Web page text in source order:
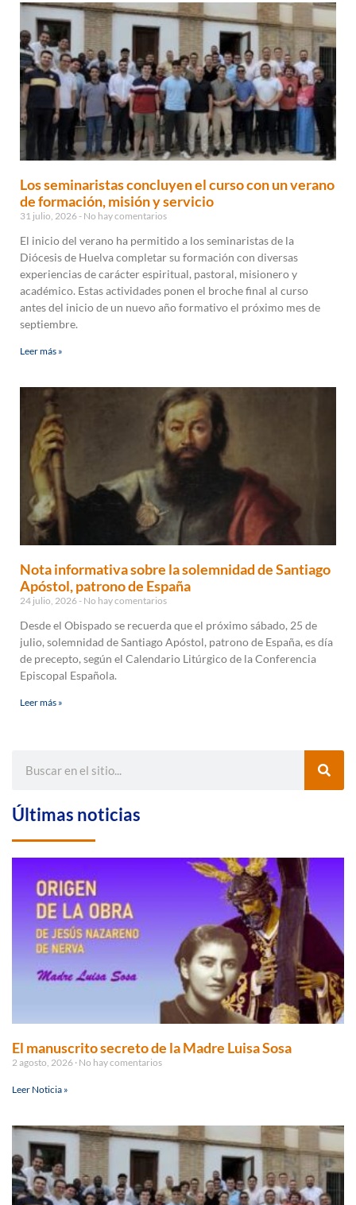
Los seminaristas concluyen el curso con un verano
de formación, misión y servicio
31 julio, 2026 No hay comentarios
El inicio del verano ha permitido a los seminaristas de la
Diócesis de Huelva completar su formación con diversas
experiencias de carácter espiritual, pastoral, misionero y
académico. Estas actividades ponen el broche final al curso
antes del inicio de un nuevo año formativo el próximo mes de
septiembre.
Leer más »
Nota informativa sobre la solemnidad de Santiago
Apóstol, patrono de España
24 julio, 2026 No hay comentarios
Desde el Obispado se recuerda que el próximo sábado, 25 de
julio, solemnidad de Santiago Apóstol, patrono de España, es día
de precepto, según el Calendario Litúrgico de la Conferencia
Episcopal Española.
Leer más »
Últimas noticias
El manuscrito secreto de la Madre Luisa Sosa
2 agosto, 2026 No hay comentarios
Leer Noticia »